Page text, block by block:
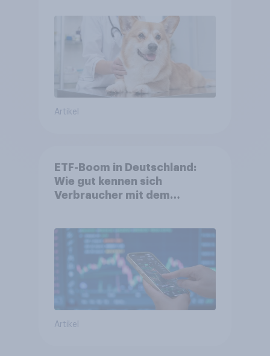
Artikel
ETF-Boom in Deutschland:
Wie gut kennen sich
Verbraucher mit dem
Artikel